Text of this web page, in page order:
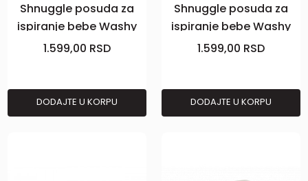
Shnuggle posuda za
ispiranje bebe Washy
,Eucalypt.
1.599,00 RSD
DODAJTE U KORPU
Shnuggle posuda za
ispiranje bebe Washy
,Peb. Grey
1.599,00 RSD
DODAJTE U KORPU